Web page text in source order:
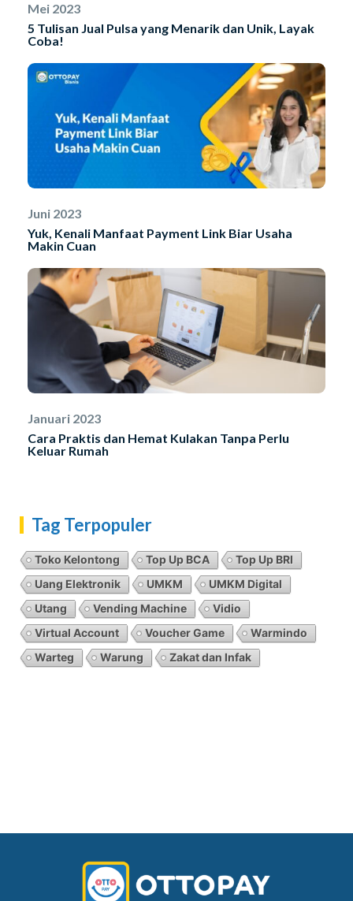
Mei 2023
5 Tulisan Jual Pulsa yang Menarik dan Unik, Layak
Coba!
Juni 2023
Yuk, Kenali Manfaat Payment Link Biar Usaha
Makin Cuan
Januari 2023
Cara Praktis dan Hemat Kulakan Tanpa Perlu
Keluar Rumah
Tag Terpopuler
Toko Kelontong Top Up BCA
Top Up BRI
Uang Elektronik
UMKM
UMKM Digital
Utang
Vending Machine
Vidio
Virtual Account
Voucher Game
Warmindo
Warteg
Warung Zakat dan Infak